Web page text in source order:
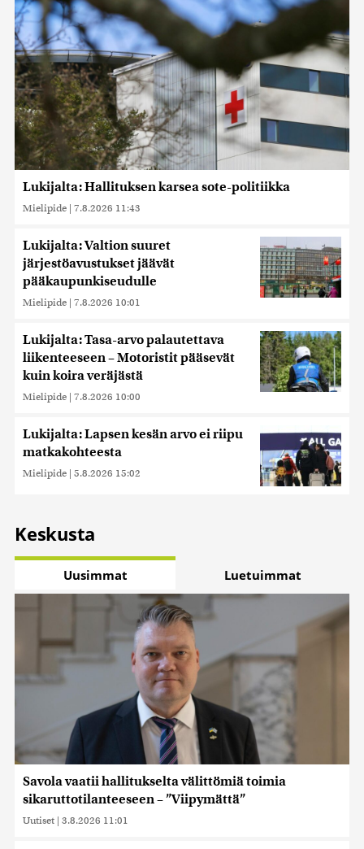
Lukijalta: Hallituksen karsea sote-politiikka
Mielipide | 7.8.2026 11:43
Lukijalta: Valtion suuret
järjestöavustukset jäävät
pääkaupunkiseudulle
Mielipide | 7.8.2026 10:01
Lukijalta: Tasa-arvo palautettava
liikenteeseen – Motoristit pääsevät
kuin koira veräjästä
Mielipide | 7.8.2026 10:00
Lukijalta: Lapsen kesän arvo ei riipu
matkakohteesta
Mielipide | 5.8.2026 15:02
Keskusta
Uusimmat Luetuimmat
Savola vaatii hallitukselta välittömiä toimia
sikaruttotilanteeseen – ”Viipymättä”
Uutiset | 3.8.2026 11:01